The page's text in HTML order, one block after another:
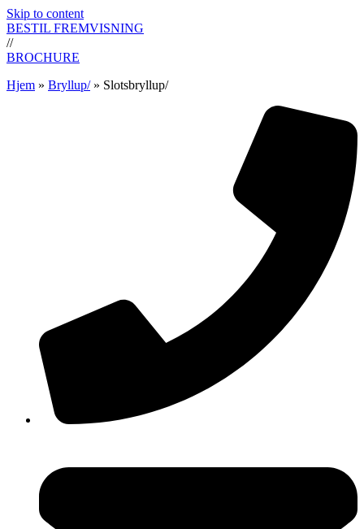
Skip to content
BESTIL FREMVISNING
//
BROCHURE
Hjem » Bryllup/» Slotsbryllup/